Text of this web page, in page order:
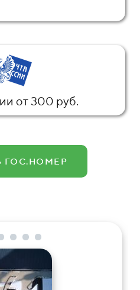
от 300 руб.
ГОС.НОМЕР